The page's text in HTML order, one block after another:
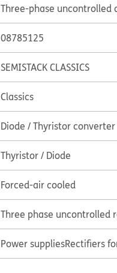
Three-phase
08785125
SEMISTACK CLASSICS
Classics
Diode / Thyristor converter
Thyristor / Diode
Forced-air cooled
Three phase uncontrolled
Power suppliesRectifiers